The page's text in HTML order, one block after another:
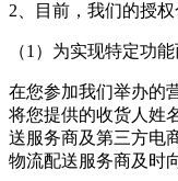
2、目前，我们的授
（1）为实现特定功
在您参加我们举办的
将您提供的收货人姓
送服务商及第三方电
物流配送服务商及时